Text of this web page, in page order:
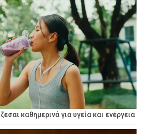
καθημερινά για υγεία και ενέργεια